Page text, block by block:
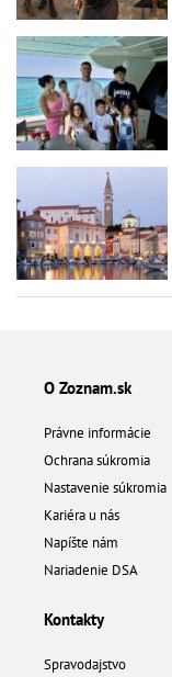
O Zoznam.sk
Právne informácie
Ochrana súkromia
Nastavenie súkromia
Kariéra u nás
Napíšte nám
Nariadenie DSA
Kontakty
Spravodajstvo